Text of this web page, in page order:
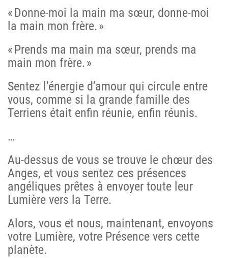
« Donne-moi la main ma sœur, donne-moi
la main mon frère. »
« Prends ma main ma sœur, prends ma
main mon frère. »
Sentez l’énergie d’amour qui circule entre
vous, comme si la grande famille des
Terriens était enfin réunie, enfin réunis.
…
Au-dessus de vous se trouve le chœur des
Anges, et vous sentez ces présences
angéliques prêtes à envoyer toute leur
Lumière vers la Terre.
Alors, vous et nous, maintenant, envoyons
votre Lumière, votre Présence vers cette
planète.